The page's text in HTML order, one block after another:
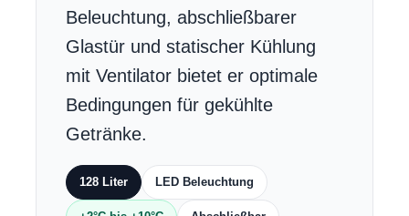
Beleuchtung, abschließbarer
Glastür und statischer Kühlung
mit Ventilator bietet er optimale
Bedingungen für gekühlte
Getränke.
128 Liter LED Beleuchtung